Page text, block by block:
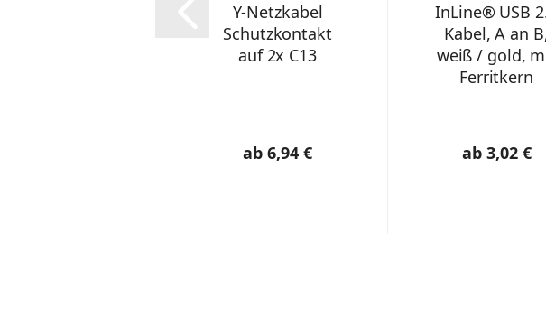
Y-Netzkabel
Schutzkontakt
auf 2x C13
ab 6,94 €
InLine® USB
Kabel, A an
weiß / gold,
Ferritkern
ab 3,02 €